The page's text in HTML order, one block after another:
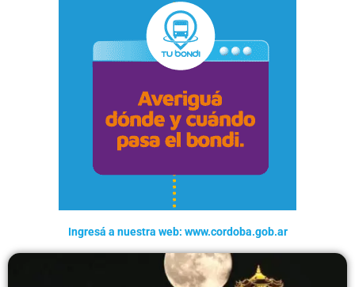
Ingresá a nuestra web: www.cordoba.gob.ar